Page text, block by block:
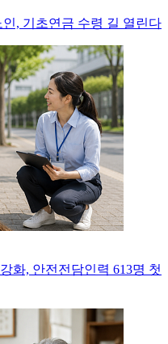
, 기초연금 수령 길 열린다
화, 안전전담인력 613명 첫